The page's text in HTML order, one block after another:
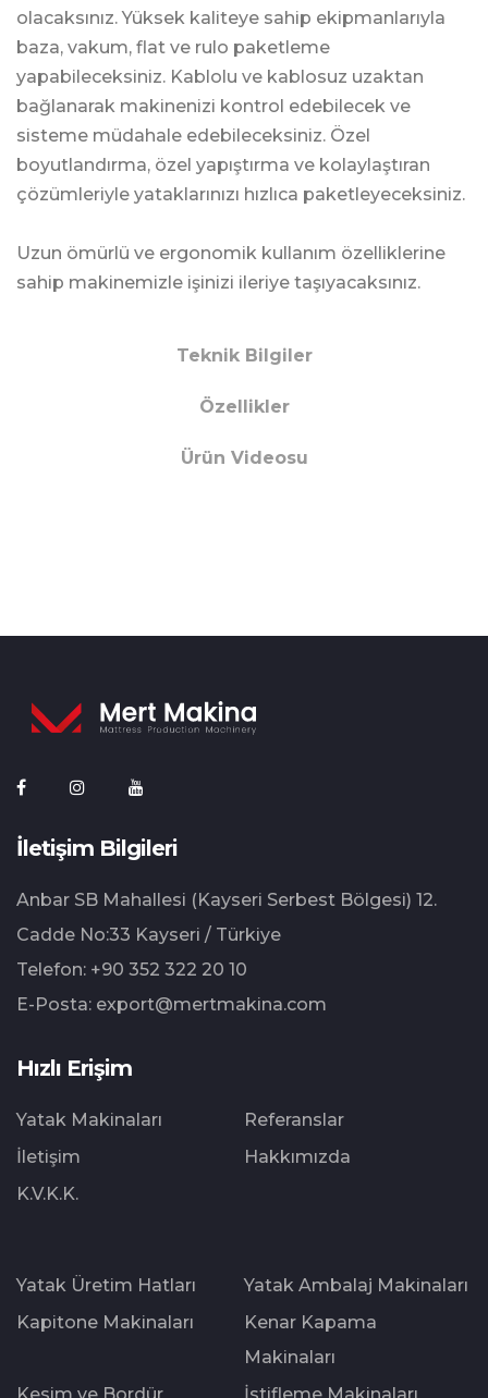
olacaksınız. Yüksek kaliteye sahip ekipmanlarıyla
baza, vakum, flat ve rulo paketleme
yapabileceksiniz. Kablolu ve kablosuz uzaktan
bağlanarak makinenizi kontrol edebilecek ve
sisteme müdahale edebileceksiniz. Özel
boyutlandırma, özel yapıştırma ve kolaylaştıran
çözümleriyle yataklarınızı hızlıca paketleyeceksiniz.
Uzun ömürlü ve ergonomik kullanım özelliklerine
sahip makinemizle işinizi ileriye taşıyacaksınız.
Teknik Bilgiler
Özellikler
Ürün Videosu
İletişim Bilgileri
Anbar SB Mahallesi (Kayseri Serbest Bölgesi) 12.⁠
⁠Cadde No:33 Kayseri / Türkiye
Telefon: +90 352 322 20 10
E-Posta: export@mertmakina.com
Hızlı Erişim
Yatak Makinaları
Referanslar
İletişim
Hakkımızda
K.V.K.K.
Yatak Üretim Hatları
Yatak Ambalaj Makinaları
Kapitone Makinaları
Kenar Kapama
Makinaları